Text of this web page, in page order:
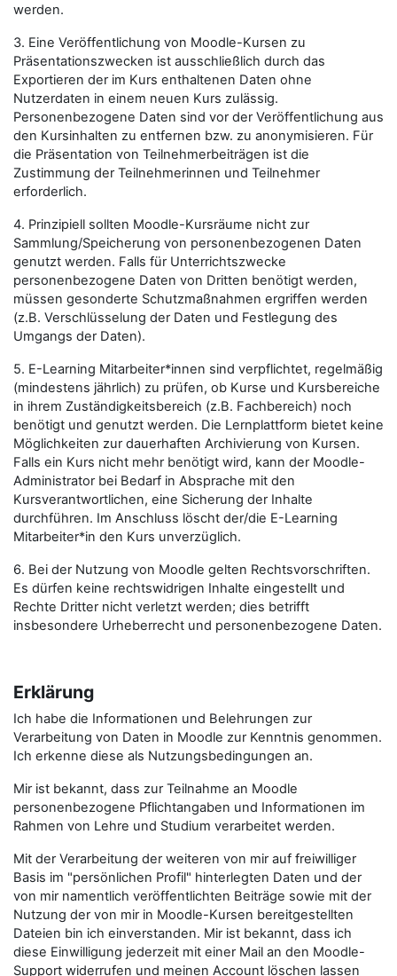
werden.
3. Eine Veröffentlichung von Moodle-Kursen zu
Präsentationszwecken ist ausschließlich durch das
Exportieren der im Kurs enthaltenen Daten ohne
Nutzerdaten in einem neuen Kurs zulässig.
Personenbezogene Daten sind vor der Veröffentlichung aus
den Kursinhalten zu entfernen bzw. zu anonymisieren. Für
die Präsentation von Teilnehmerbeiträgen ist die
Zustimmung der Teilnehmerinnen und Teilnehmer
erforderlich.
4. Prinzipiell sollten Moodle-Kursräume nicht zur
Sammlung/Speicherung von personenbezogenen Daten
genutzt werden. Falls für Unterrichtszwecke
personenbezogene Daten von Dritten benötigt werden,
müssen gesonderte Schutzmaßnahmen ergriffen werden
(z.B. Verschlüsselung der Daten und Festlegung des
Umgangs der Daten).
5. E-Learning Mitarbeiter*innen sind verpflichtet, regelmäßig
(mindestens jährlich) zu prüfen, ob Kurse und Kursbereiche
in ihrem Zuständigkeitsbereich (z.B. Fachbereich) noch
benötigt und genutzt werden. Die Lernplattform bietet keine
Möglichkeiten zur dauerhaften Archivierung von Kursen.
Falls ein Kurs nicht mehr benötigt wird, kann der Moodle-
Administrator bei Bedarf in Absprache mit den
Kursverantwortlichen, eine Sicherung der Inhalte
durchführen. Im Anschluss löscht der/die E-Learning
Mitarbeiter*in den Kurs unverzüglich.
6. Bei der Nutzung von Moodle gelten Rechtsvorschriften.
Es dürfen keine rechtswidrigen Inhalte eingestellt und
Rechte Dritter nicht verletzt werden; dies betrifft
insbesondere Urheberrecht und personenbezogene Daten.
Erklärung
Ich habe die Informationen und Belehrungen zur
Verarbeitung von Daten in Moodle zur Kenntnis genommen.
Ich erkenne diese als Nutzungsbedingungen an.
Mir ist bekannt, dass zur Teilnahme an Moodle
personenbezogene Pflichtangaben und Informationen im
Rahmen von Lehre und Studium verarbeitet werden.
Mit der Verarbeitung der weiteren von mir auf freiwilliger
Basis im "persönlichen Profil" hinterlegten Daten und der
von mir namentlich veröffentlichten Beiträge sowie mit der
Nutzung der von mir in Moodle-Kursen bereitgestellten
Dateien bin ich einverstanden. Mir ist bekannt, dass ich
diese Einwilligung jederzeit mit einer Mail an den Moodle-
Support widerrufen und meinen Account löschen lassen